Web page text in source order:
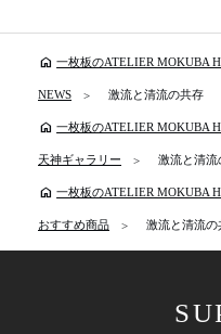
home 一枚板のATELIER MOKUBA
NEWS 激流と清流の共存
home 一枚板のATELIER MOKUBA
天神ギャラリー 激流と清流
home 一枚板のATELIER MOKUBA
おすすめ商品 激流と清流の